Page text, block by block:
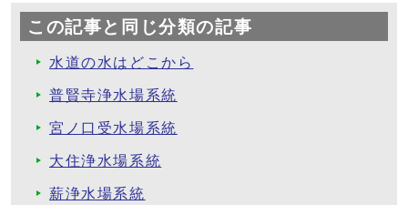
この記事と同じ分類の記事
水道の水はどこから
普賢寺浄水場系統
宮ノ口受水場系統
大住浄水場系統
薪浄水場系統